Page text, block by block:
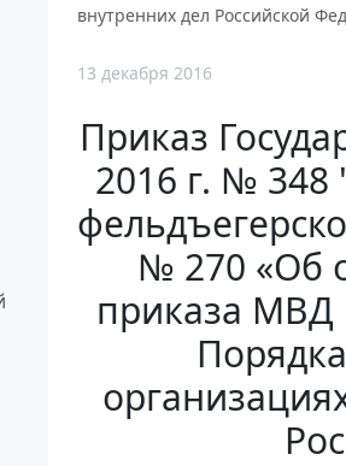
внутренних дел Российской
13 декабря 2016
Приказ
2016 г. № 348
№ 270 «Об
приказа МВД